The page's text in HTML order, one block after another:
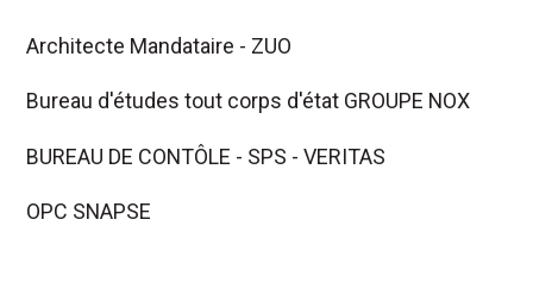
Architecte Mandataire - ZUO
Bureau d'études tout corps d'état GROUPE NOX
BUREAU DE CONTÔLE - SPS - VERITAS
OPC SNAPSE